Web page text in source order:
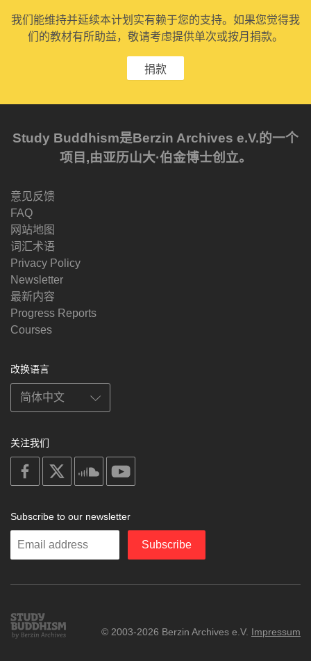
我们能维持并延续本计划实有赖于您的支持。如果您觉得我
们的教材有所助益，敬请考虑提供单次或按月捐款。
捐款
Study Buddhism是Berzin Archives e.V.的一个
项目,由亚历山大·伯金博士创立。
意见反馈
FAQ
网站地图
词汇术语
Privacy Policy
Newsletter
最新内容
Progress Reports
Courses
改换语言
关注我们
on
facebook
soundcloud
Subscribe to our newsletter
Enter
Subscribe
Study
Buddhism
© 2003-2026 Berzin Archives e.V. Impressum